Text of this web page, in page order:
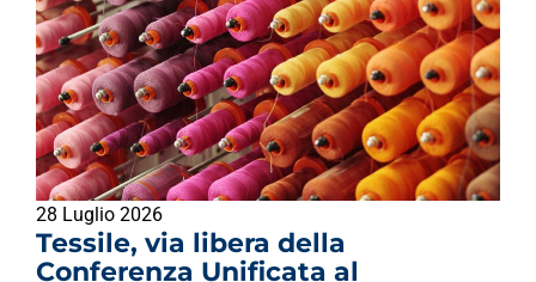
28 Luglio 2026
Tessile, via libera della
Conferenza Unificata al